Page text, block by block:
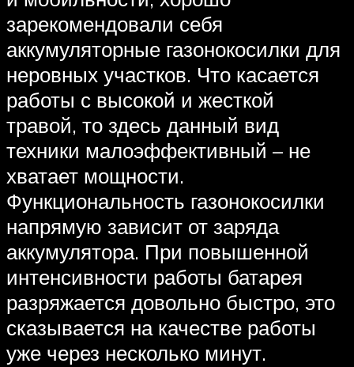
зарекомендовали себя
аккумуляторные газонокосилки для
неровных участков. Что касается
работы с высокой и жесткой
травой, то здесь данный вид
техники малоэффективный – не
хватает мощности.
Функциональность газонокосилки
напрямую зависит от заряда
аккумулятора. При повышенной
интенсивности работы батарея
разряжается довольно быстро, это
сказывается на качестве работы
уже через несколько минут.